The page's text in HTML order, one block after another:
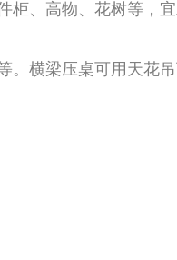
柜、高物、花树等，
横梁压桌可用天花吊